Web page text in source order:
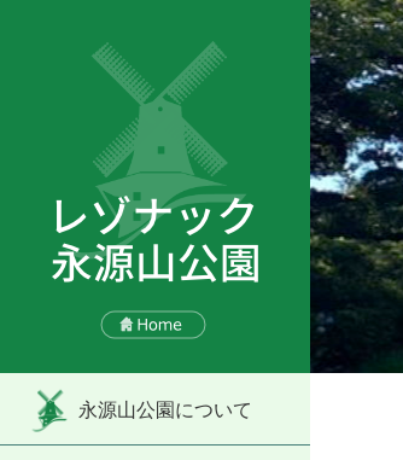
永源山公園について